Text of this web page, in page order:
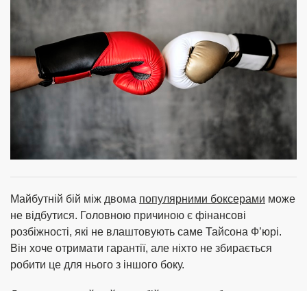
Майбутній бій між двома популярними боксерами може
не відбутися. Головною причиною є фінансові
розбіжності, які не влаштовують саме Тайсона Ф’юрі.
Він хоче отримати гарантії, але ніхто не збирається
робити це для нього з іншого боку.